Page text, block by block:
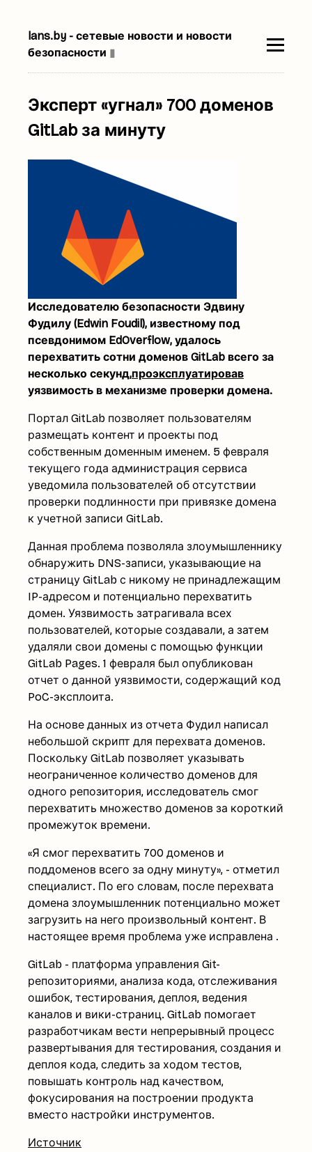
lans.by - сетевые новости и новости
безопасности ▮
Эксперт «угнал» 700 доменов
GitLab за минуту
Исследователю безопасности Эдвину
Фудилу (Edwin Foudil), известному под
псевдонимом EdOverflow, удалось
перехватить сотни доменов GitLab всего за
несколько секунд,проэксплуатировав
уязвимость в механизме проверки домена.
Портал GitLab позволяет пользователям
размещать контент и проекты под
собственным доменным именем. 5 февраля
текущего года администрация сервиса
уведомила пользователей об отсутствии
проверки подлинности при привязке домена
к учетной записи GitLab.
Данная проблема позволяла злоумышленнику
обнаружить DNS-записи, указывающие на
страницу GitLab с никому не принадлежащим
IP-адресом и потенциально перехватить
домен. Уязвимость затрагивала всех
пользователей, которые создавали, а затем
удаляли свои домены с помощью функции
GitLab Pages. 1 февраля был опубликован
отчет о данной уязвимости, содержащий код
PoC-эксплоита.
На основе данных из отчета Фудил написал
небольшой скрипт для перехвата доменов.
Поскольку GitLab позволяет указывать
неограниченное количество доменов для
одного репозитория, исследователь смог
перехватить множество доменов за короткий
промежуток времени.
«Я смог перехватить 700 доменов и
поддоменов всего за одну минуту», - отметил
специалист. По его словам, после перехвата
домена злоумышленник потенциально может
загрузить на него произвольный контент. В
настоящее время проблема уже исправлена .
GitLab - платформа управления Git-
репозиториями, анализа кода, отслеживания
ошибок, тестирования, деплоя, ведения
каналов и вики-страниц. GitLab помогает
разработчикам вести непрерывный процесс
развертывания для тестирования, создания и
деплоя кода, следить за ходом тестов,
повышать контроль над качеством,
фокусирования на построении продукта
вместо настройки инструментов.
Источник